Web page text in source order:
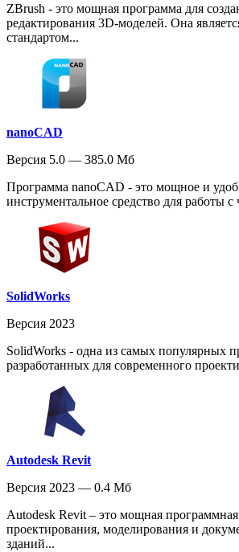
ZBrush - это мощная программа для
редактирования 3D-моделей. Она
стандартом...
nanoCAD
Версия 5.0 — 385.0 Мб
Программа nanoCAD - это мощное и
инструментальное средство для работы
SolidWorks
Версия 2023
SolidWorks - одна из самых популярных
разработанных для современного
Autodesk Revit
Версия 2023 — 0.4 Мб
Autodesk Revit – это мощная программная
проектирования, моделирования и
зданий...